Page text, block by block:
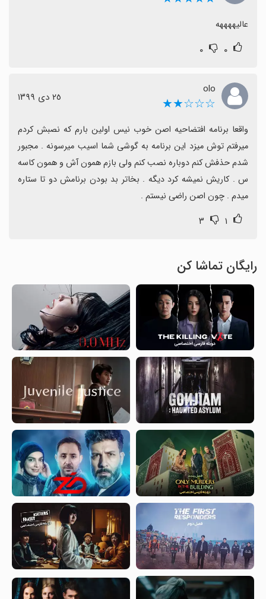
عالیههههه
۰ ۰
olo
☆☆☆★★ ٢٥ دی ١٣٩٩
میدم . چون اصن راضی نیستم .
۱ ۳
رایگان تماشا کن